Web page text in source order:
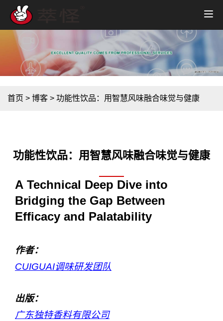
首页 > 博客 > 功能性饮品：用智慧风味融合味觉与健康
功能性饮品：用智慧风味融合味觉与健康
A Technical Deep Dive into
Bridging the Gap Between
Efficacy and Palatability
作者：
CUIGUAI调味研发团队
出版：
广东独特香料有限公司